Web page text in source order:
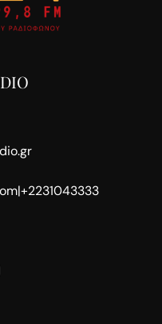
|+2231043333